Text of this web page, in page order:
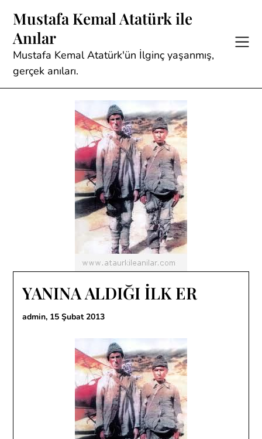
content
Mustafa Kemal Atatürk ile
Anılar
Mustafa Kemal Atatürk'ün İlginç yaşanmış,
gerçek anıları.
YANINA ALDIĞI İLK ER
admin, 15 Şubat 2013